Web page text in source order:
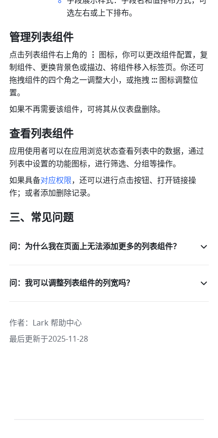
选左右或上下排布。
管理列表组件
点击列表组件右上角的 ⋮ 图标，你可以更改组件配置，复
制组件、更换背景色或描边、将组件移入标签页。你还可
拖拽组件的四个角之一调整大小，或拖拽 ::: 图标调整位
置。
如果不再需要该组件，可将其从仪表盘删除。
查看列表组件
应用使用者可以在应用浏览状态查看列表中的数据，通过
列表中设置的功能图标，进行筛选、分组等操作。
如果具备对应权限，还可以进行点击按钮、打开链接操
作；或者添加删除记录。
三、常见问题
问：为什么我在页面上无法添加更多的列表组件？
问：我可以调整列表组件的列宽吗？
作者： Lark 帮助中心
最后更新于2025-11-28